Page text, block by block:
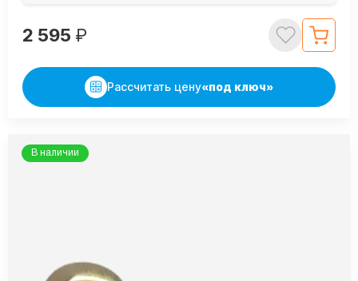
2 595 ₽
Рассчитать цену«под ключ»
В наличии